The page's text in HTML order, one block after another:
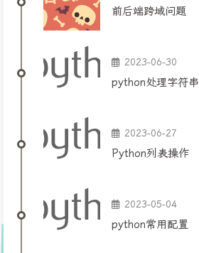
前后端跨域问题
2023-06-30
python处理字符串
2023-06-27
Python列表操作
2023-05-04
python常用配置